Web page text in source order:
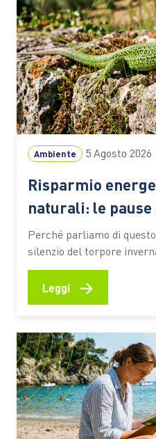
Ambiente 5 Agosto 2026
Risparmio
naturali: le
Perché parliamo di
silenzio del torpore
continuano a vivere
particolarmente calma e
devono infatti fare i conti
periodo…
Leggi →